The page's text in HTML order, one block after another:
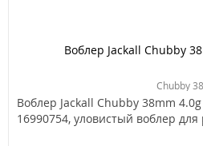
Воблер Jackall Chubby
Chubby 38
Воблер Jackall Chubby 38mm
16990754, уловистый воблер